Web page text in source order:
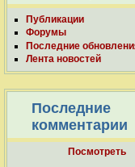
Публикации
Форумы
Последние
Лента новостей
Последние
комментарии
Посмотреть